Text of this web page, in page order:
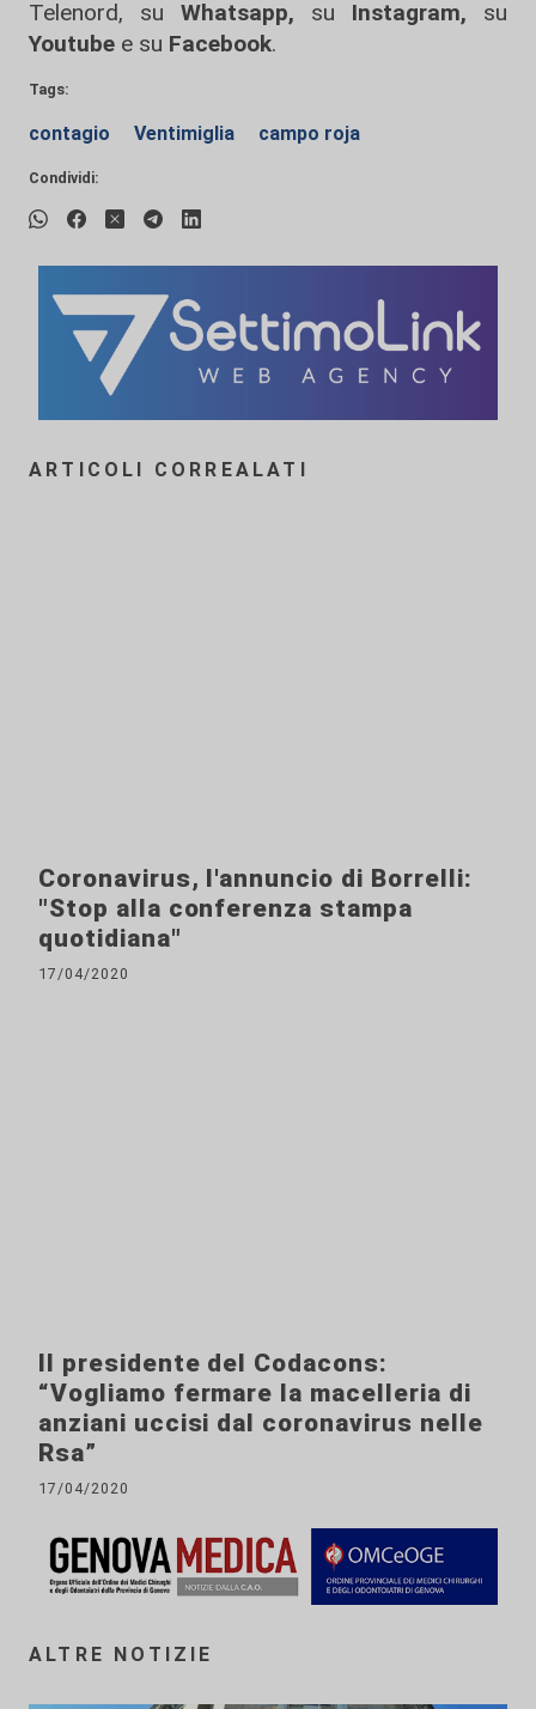
Telenord, su
Whatsapp, su Instagram, su
Youtube e su Facebook.
Tags:
contagio Ventimiglia campo roja
Condividi:
ARTICOLI CORREALATI
Coronavirus, l'annuncio di Borrelli:
"Stop alla conferenza stampa
quotidiana"
17/04/2020
Il presidente del Codacons:
“Vogliamo fermare la macelleria di
anziani uccisi dal coronavirus nelle
Rsa”
17/04/2020
ALTRE NOTIZIE